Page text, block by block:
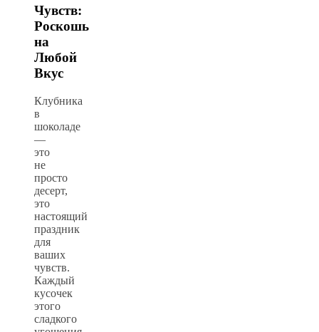
Чувств:
Роскошь
на
Любой
Вкус
Клубника
в
шоколаде
—
это
не
просто
десерт,
это
настоящий
праздник
для
ваших
чувств.
Каждый
кусочек
этого
сладкого